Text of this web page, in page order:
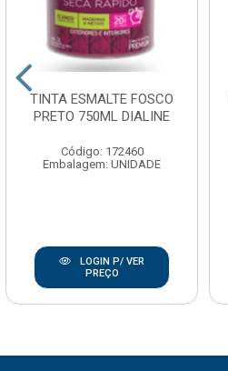
TINTA ESMALTE FOSCO
PRETO 750ML DIALINE
Código: 172460
Embalagem: UNIDADE
LOGIN P/ VER
PREÇO